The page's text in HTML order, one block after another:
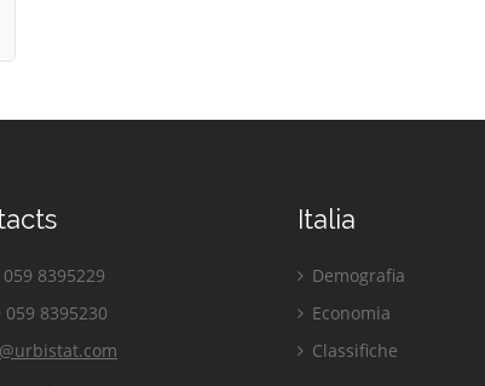
059 8395229
059 8395230
Italia
Demografia
Economia
Classifiche